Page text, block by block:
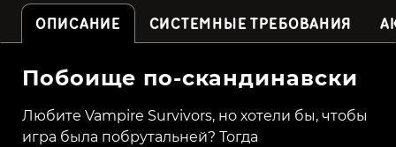
ОПИСАНИЕ СИСТЕМНЫЕ ТРЕБОВАНИЯ
Побоище по-скандинавски
Любите Vampire Survivors, но хотели бы, чтобы
игра была побрутальней? Тогда